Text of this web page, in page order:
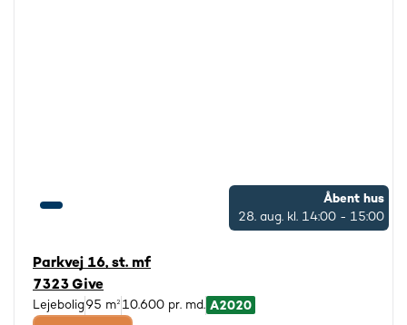
Åbent hus
28. aug. kl. 14:00 - 15:00
Parkvej 16, st. mf
7323 Give
Lejebolig95 m² 10.600 pr. md.